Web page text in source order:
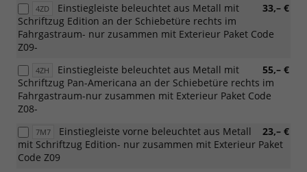
4ZD 33,– €
Einstiegleiste beleuchtet aus Metall mit
Schriftzug Edition an der Schiebetüre rechts im
Fahrgastraum- nur zusammen mit Exterieur Paket Code
Z09-
4ZH 55,– €
Einstiegleiste beleuchtet aus Metall mit
Schriftzug Pan-Americana an der Schiebetüre rechts im
Fahrgastraum-nur zusammen mit Exterieur Paket Code
Z08-
7M7 23,– €
Einstiegleiste vorne beleuchtet aus Metall
mit Schriftzug Edition- nur zusammen mit Exterieur Paket
Code Z09